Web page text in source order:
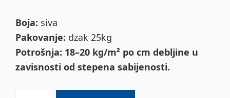
Boja: siva
Pakovanje: dzak 25kg
Potrošnja: 18–20 kg/m² po cm debljine u
zavisnosti od stepena sabijenosti.